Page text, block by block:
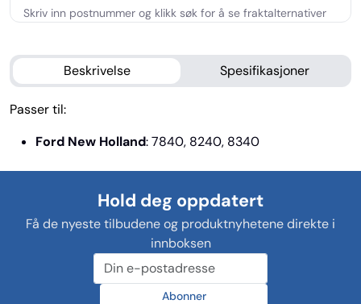
Beskrivelse Spesifikasjoner
Passer til:
Ford New Holland: 7840, 8240, 8340
Hold deg oppdatert
Få de nyeste tilbudene og produktnyhetene direkte i
innboksen
Abonner